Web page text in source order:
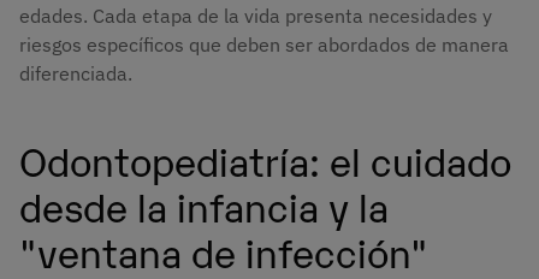
edades. Cada etapa de la vida presenta necesidades y
riesgos específicos que deben ser abordados de manera
diferenciada.
Odontopediatría: el cuidado
desde la infancia y la
"ventana de infección"